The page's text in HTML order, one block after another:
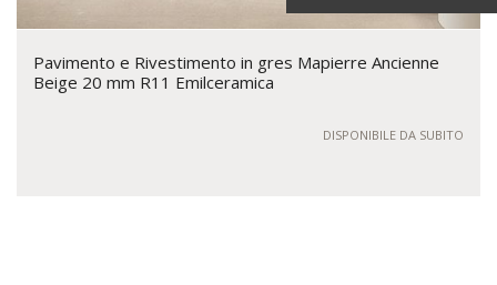
Pavimento e Rivestimento in gres Mapierre Ancienne
Beige 20 mm R11 Emilceramica
DISPONIBILE DA SUBITO